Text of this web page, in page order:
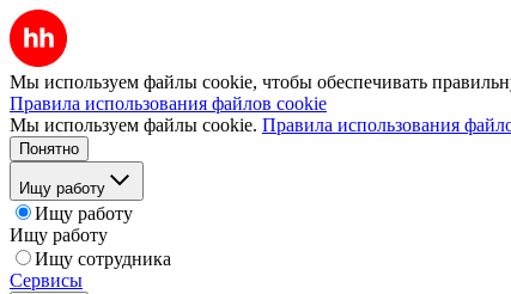
Мы используем файлы cookie, чтобы обеспечивать
Правила использования файлов cookie
Мы используем файлы cookie. Правила использования
Понятно
Ищу работу
Ищу работу
Ищу работу
Ищу сотрудника
Сервисы